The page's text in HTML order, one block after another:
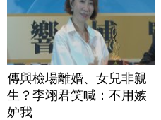
傳與檢場離婚、女兒非親
生？李翊君笑喊：不用嫉
妒我